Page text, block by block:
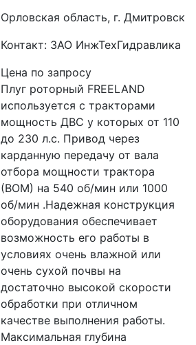
Орловская область, г. Дмитровск
Контакт: ЗАО ИнжТехГидравлика
Цена по запросу
Плуг роторный FREELAND
используется с тракторами
мощность ДВС у которых от 110
до 230 л.с. Привод через
карданную передачу от вала
отбора мощности трактора
(ВОМ) на 540 об/мин или 1000
об/мин .Надежная конструкция
оборудования обеспечивает
возможность его работы в
условиях очень влажной или
очень сухой почвы на
достаточно высокой скорости
обработки при отличном
качестве выполнения работы.
Максимальная глубина